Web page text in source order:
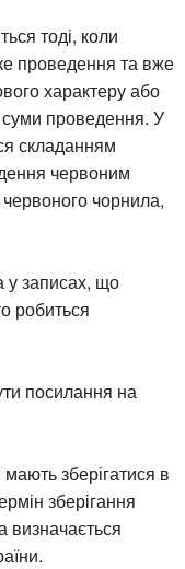
тоді, коли
проведення та вже
характеру або
суми проведення. У
складанням
червоним
чорнила,
у записах, що
робиться
посилання на
мають зберігатися в
зберігання
визначається